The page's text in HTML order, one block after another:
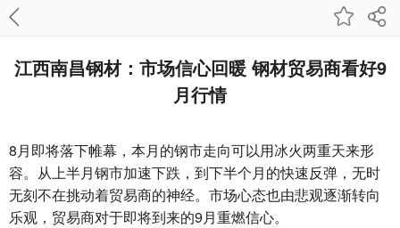
江西南昌钢材：市场信心回暖 钢材贸易商看好9
月行情
8月即将落下帷幕，本月的钢市走向可以用冰火两重天来形
容。从上半月钢市加速下跌，到下半个月的快速反弹，无时
无刻不在挑动着贸易商的神经。市场心态也由悲观逐渐转向
乐观，贸易商对于即将到来的9月重燃信心。